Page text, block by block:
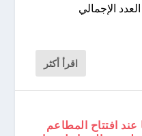
أصبح العدد الإجمالي
اقرأ أكثر
افتتاح المطاعم